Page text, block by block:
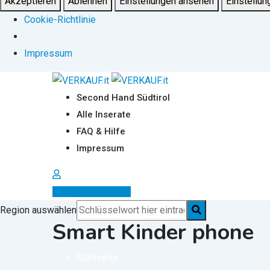
Cookie-Richtlinie
Impressum
Second Hand Südtirol
Alle Inserate
FAQ & Hilfe
Impressum
Region auswählen
Smart Kinder phone